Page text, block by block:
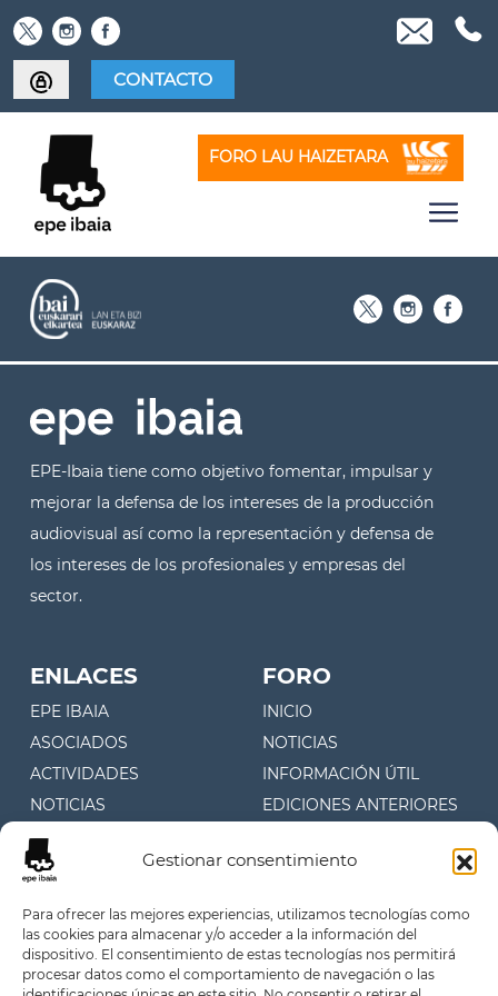
Gestionar consentimiento
Para ofrecer las mejores experiencias, utilizamos tecnologías como
las cookies para almacenar y/o acceder a la información del
dispositivo. El consentimiento de estas tecnologías nos permitirá
procesar datos como el comportamiento de navegación o las
Skip
to
content
CONTACTO
FORO LAU HAIZETARA
EPE-Ibaia tiene como objetivo fomentar, impulsar y
mejorar la defensa de los intereses de la producción
audiovisual así como la representación y defensa de
los intereses de los profesionales y empresas del
sector.
ENLACES
EPE IBAIA
ASOCIADOS
ACTIVIDADES
NOTICIAS
CONTACTO
FORO
INICIO
NOTICIAS
INFORMACIÓN ÚTIL
EDICIONES ANTERIORES
CONTACTO
Juan Fermín Gilisagasti 4, 1º
Oficina 107 (Zuatzu)